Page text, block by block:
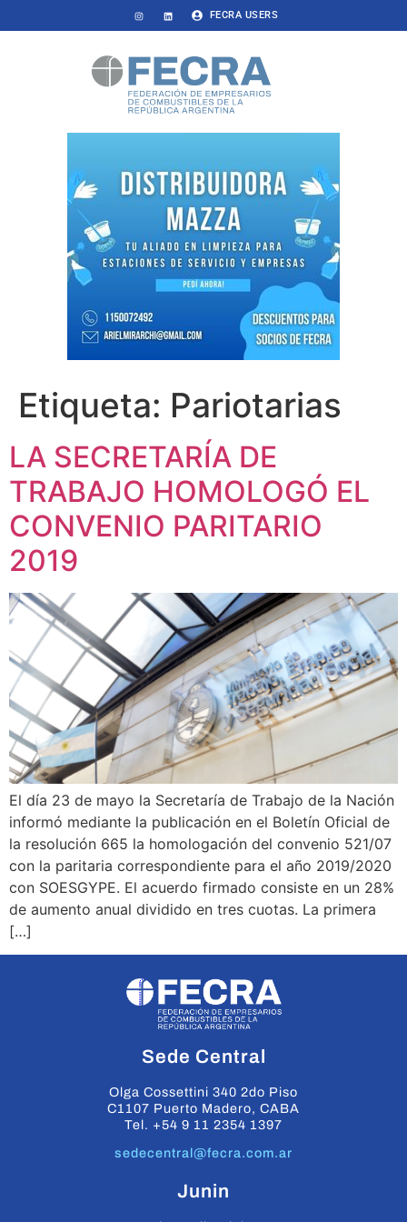
FECRA USERS
Etiqueta: Pariotarias
LA SECRETARÍA DE
TRABAJO HOMOLOGÓ EL
CONVENIO PARITARIO
2019
El día 23 de mayo la Secretaría de Trabajo de la Nación
informó mediante la publicación en el Boletín Oficial de
la resolución 665 la homologación del convenio 521/07
con la paritaria correspondiente para el año 2019/2020
con SOESGYPE. El acuerdo firmado consiste en un 28%
de aumento anual dividido en tres cuotas. La primera
[…]
Sede Central
Olga Cossettini 340 2do Piso
C1107 Puerto Madero, CABA
Tel. +54 9 11 2354 1397
sedecentral@fecra.com.ar
Junin